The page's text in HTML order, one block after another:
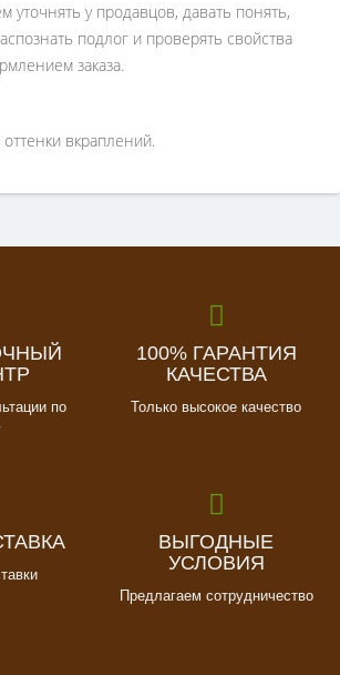
уточнять у продавцов, давать понять,
подлог и проверять свойства
заказа.
вкраплений.
по
100% ГАРАНТИЯ
КАЧЕСТВА
Только высокое качество
ВЫГОДНЫЕ
УСЛОВИЯ
Предлагаем сотрудничество